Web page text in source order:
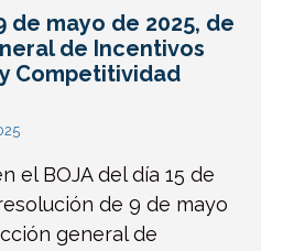
de mayo de 2025, de
de Incentivos
Competitividad
el BOJA del día 15 de
de 9 de mayo
general de